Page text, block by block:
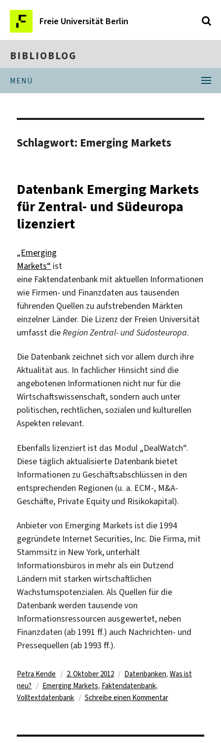
Freie Universität Berlin
BIBLIOBLOG
MENÜ
Schlagwort: Emerging Markets
Datenbank Emerging Markets
für Zentral- und Südeuropa
lizenziert
„Emerging
Markets“ ist
eine Faktendatenbank mit aktuellen Informationen
wie Firmen- und Finanzdaten aus tausenden
führenden Quellen zu aufstrebenden Märkten
einzelner Länder. Die Lizenz der Freien Universität
umfasst dieRegion Zentral- und Südosteuropa.
Die Datenbank zeichnet sich vor allem durch ihre
Aktualität aus. In fachlicher Hinsicht sind die
angebotenen Informationen nicht nur für die
Wirtschaftswissenschaft, sondern auch unter
politischen, rechtlichen, sozialen und kulturellen
Aspekten relevant.
Ebenfalls lizenziert ist das Modul „DealWatch“.
Diese täglich aktualisierte Datenbank bietet
Informationen zu Geschäftsabschlüssen in den
entsprechenden Regionen (u. a. ECM-, M&A-
Geschäfte, Private Equity und Risikokapital).
Anbieter von Emerging Markets ist die 1994
gegründete Internet Securities, Inc. Die Firma, mit
Stammsitz in New York, unterhält
Informationsbüros in mehr als ein Dutzend
Ländern mit starken wirtschaftlichen
Wachstumspotenzialen. Als Quellen für die
Datenbank werden tausende von
Informationsressourcen ausgewertet, neben
Finanzdaten (ab 1991 ff.) auch Nachrichten- und
Pressequellen (ab 1993 ff.).
Autor
Petra Kende
Veröffentlicht
am
2. Oktober 2012 Kategorien
Datenbanken, Was ist
neu?
Schlagwörter
Emerging Markets, Faktendatenbank,
Volltextdatenbank
Schreibe einen Kommentarzu
Markets